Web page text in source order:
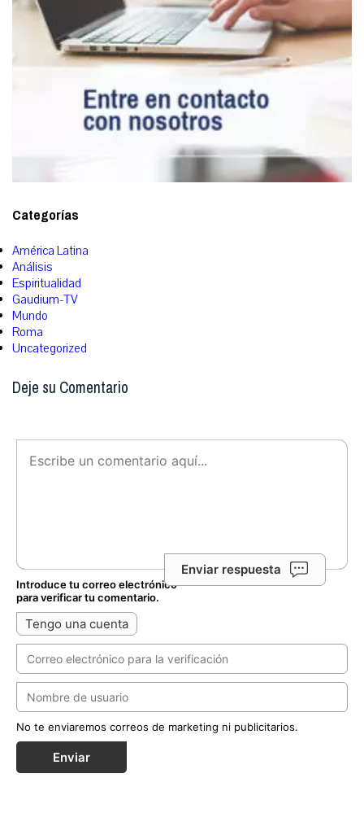
Categorías
América Latina
Análisis
Espiritualidad
Gaudium-TV
Mundo
Roma
Uncategorized
Deje su Comentario
Enviar respuesta
Introduce tu correo electrónico
para verificar tu comentario.
Tengo una cuenta
No te enviaremos correos de marketing ni publicitarios.
Enviar